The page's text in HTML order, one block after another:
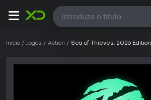
Todas
Início Jogos Action Sea of Thieves: 2026 Edition